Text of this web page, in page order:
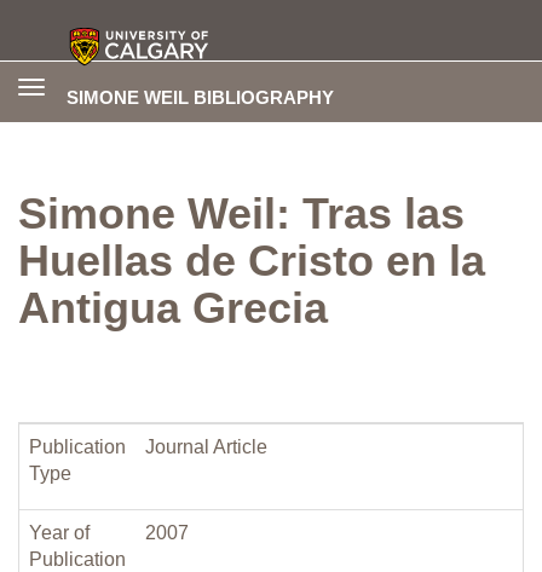
SIMONE WEIL BIBLIOGRAPHY
Toggle
Simone Weil: Tras las
Huellas de Cristo en la
Antigua Grecia
Publication
Type
Journal Article
Year of
Publication
2007